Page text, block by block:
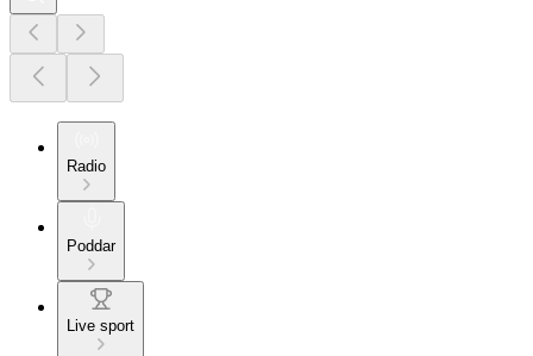
Radio
Poddar
Live sport